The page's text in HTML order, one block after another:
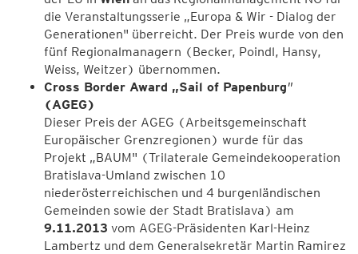
die Veranstaltungsserie „Europa & Wir - Dialog der
Generationen" überreicht. Der Preis wurde von den
fünf Regionalmanagern (Becker, Poindl, Hansy,
Weiss, Weitzer) übernommen.
Cross Border Award „Sail of Papenburg"
(AGEG)
Dieser Preis der AGEG (Arbeitsgemeinschaft
Europäischer Grenzregionen) wurde für das
Projekt „BAUM" (Trilaterale Gemeindekooperation
Bratislava-Umland zwischen 10
niederösterreichischen und 4 burgenländischen
Gemeinden sowie der Stadt Bratislava) am
9.11.2013 vom AGEG-Präsidenten Karl-Heinz
Lambertz und dem Generalsekretär Martin Ramirez